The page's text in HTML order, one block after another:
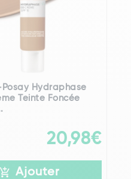
Posay Hydraphase
Teinte Foncée
20,98€
Ajouter